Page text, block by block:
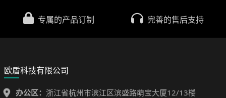
专属的产品订制 完善的售后支持
欧盾科技有限公司
办公区： 浙江省杭州市滨江区滨盛路萌宝大厦12/13楼